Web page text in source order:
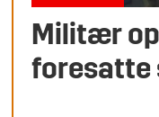
Militær
foresatte